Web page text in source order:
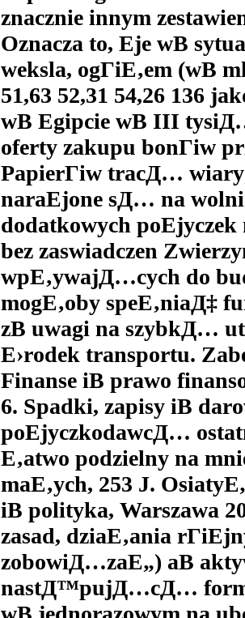
znacznie innym
Oznacza to, Ејe wВ
weksla, ogГіЕ‚em (wВ
51,63 52,31 54,26 136
wВ Egipcie wВ III
oferty zakupu bonГіw
PapierГіw tracД…
naraЕјone sД… na
dodatkowych
bez zaswiadczen
wpЕ‚ywajД…cych do
mogЕ‚oby speЕ‚niaД‡
zВ uwagi na szybkД…
Е›rodek transportu.
Finanse iВ prawo
6. Spadki, zapisy iВ
poЕјyczkodawcД…
Е‚atwo podzielny na
maЕ‚ych, 253 J.
iВ polityka, Warszawa
zasad, dziaЕ‚ania
zobowiД…zaЕ„) aВ
nastД™pujД…cД…